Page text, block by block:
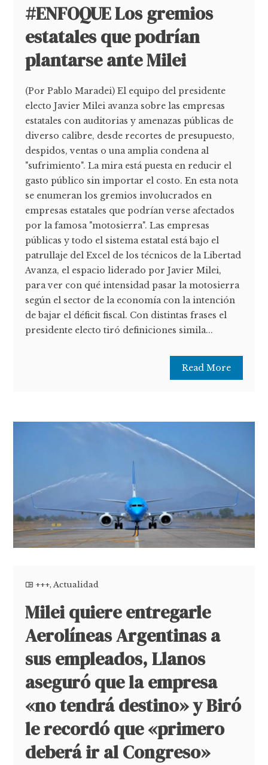
#ENFOQUE Los gremios
estatales que podrían
plantarse ante Milei
(Por Pablo Maradei) El equipo del presidente
electo Javier Milei avanza sobre las empresas
estatales con auditorias y amenazas públicas de
diverso calibre, desde recortes de presupuesto,
despidos, ventas o una amplia condena al
"sufrimiento". La mira está puesta en reducir el
gasto público sin importar el costo. En esta nota
se enumeran los gremios involucrados en
empresas estatales que podrían verse afectados
por la famosa "motosierra". Las empresas
públicas y todo el sistema estatal está bajo el
patrullaje del Excel de los técnicos de la Libertad
Avanza, el espacio liderado por Javier Milei,
para ver con qué intensidad pasar la motosierra
según el sector de la economía con la intención
de bajar el déficit fiscal. Con distintas frases el
presidente electo tiró definiciones simila...
Read More
+++,Actualidad
Milei quiere entregarle
Aerolíneas Argentinas a
sus empleados, Llanos
aseguró que la empresa
«no tendrá destino» y Biró
le recordó que «primero
deberá ir al Congreso»